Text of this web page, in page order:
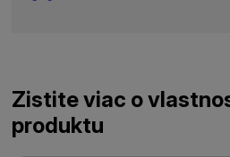
Zistite viac o
produktu